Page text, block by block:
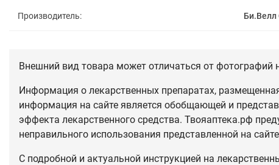
Производитель: Би.Велл
Внешний вид товара может отличаться от фотографий
Информация о лекарственных препаратах,
информация на сайте является обобщающей и
эффекта лекарственного средства. Твояаптека.рф
неправильного использования представленной на
С подробной и актуальной инструкцией на